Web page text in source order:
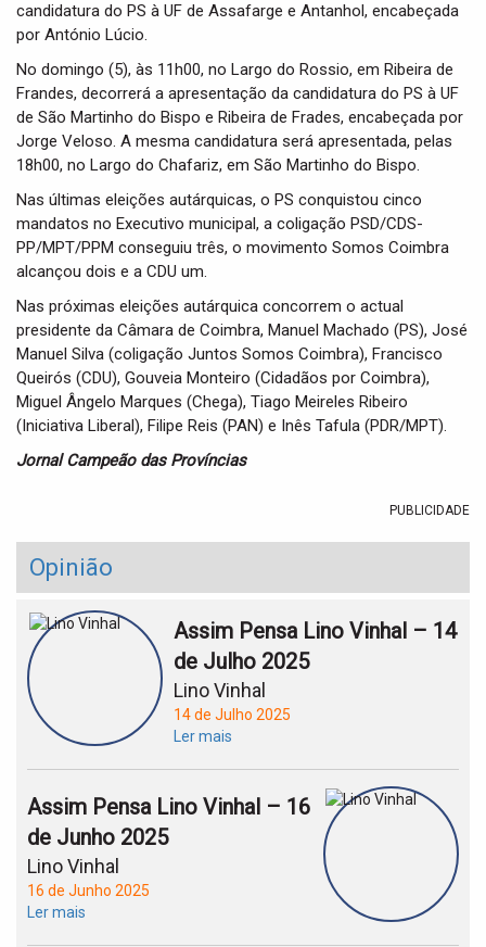
candidatura do PS à UF de Assafarge e Antanhol, encabeçada
por António Lúcio.
No domingo (5), às 11h00, no Largo do Rossio, em Ribeira de
Frandes, decorrerá a apresentação da candidatura do PS à UF
de São Martinho do Bispo e Ribeira de Frades, encabeçada por
Jorge Veloso. A mesma candidatura será apresentada, pelas
18h00, no Largo do Chafariz, em São Martinho do Bispo.
Nas últimas eleições autárquicas, o PS conquistou cinco
mandatos no Executivo municipal, a coligação PSD/CDS-
PP/MPT/PPM conseguiu três, o movimento Somos Coimbra
alcançou dois e a CDU um.
Nas próximas eleições autárquica concorrem o actual
presidente da Câmara de Coimbra, Manuel Machado (PS), José
Manuel Silva (coligação Juntos Somos Coimbra), Francisco
Queirós (CDU), Gouveia Monteiro (Cidadãos por Coimbra),
Miguel Ângelo Marques (Chega), Tiago Meireles Ribeiro
(Iniciativa Liberal), Filipe Reis (PAN) e Inês Tafula (PDR/MPT).
Jornal Campeão das Províncias
PUBLICIDADE
Opinião
Assim Pensa Lino Vinhal – 14
de Julho 2025
Lino Vinhal
14 de Julho 2025
Ler mais
Assim Pensa Lino Vinhal – 16
de Junho 2025
Lino Vinhal
16 de Junho 2025
Ler mais